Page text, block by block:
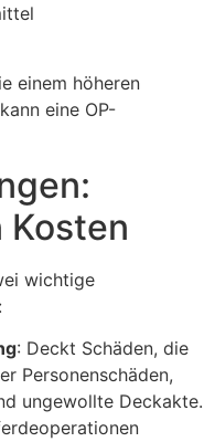
einem höheren
eine OP-
Kosten
wichtige
: Deckt Schäden, die
Personenschäden,
ungewollte Deckakte.